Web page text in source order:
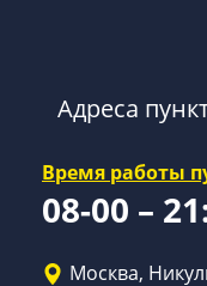
Адреса
Время работы
08-00 –
Москва,